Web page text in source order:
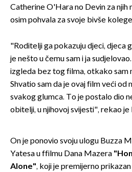
Catherine O'Hara no Devin za njih
osim pohvala za svoje bivše
"Roditelji ga pokazuju djeci, djeca
je nešto u čemu sam i ja
izgleda bez tog filma, otkako sam
Shvatio sam da je ovaj film veći od
svakog glumca. To je postalo dio
obitelji, u njihovoj svijesti", rekao je
On je ponovio svoju ulogu Buzza
Yatesa u ffilmu Dana Mazera
Alone", koji je premijerno